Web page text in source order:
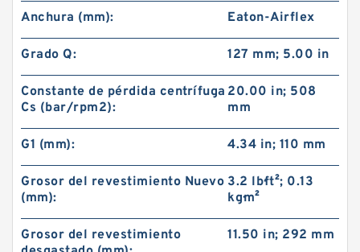
Anchura (mm): Eaton-Airflex
Grado Q: 127 mm; 5.00 in
Constante de pérdida centrífuga
Cs (bar/rpm2):
20.00 in; 508
mm
G1 (mm): 4.34 in; 110 mm
Grosor del revestimiento Nuevo
(mm):
3.2 lb·ft²; 0.13
kg·m²
Grosor del revestimiento
11.50 in; 292 mm